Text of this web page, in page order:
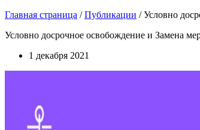
Главная страница /Публикации /Условно
Условно досрочное освобождение и Замена
1 декабря 2021